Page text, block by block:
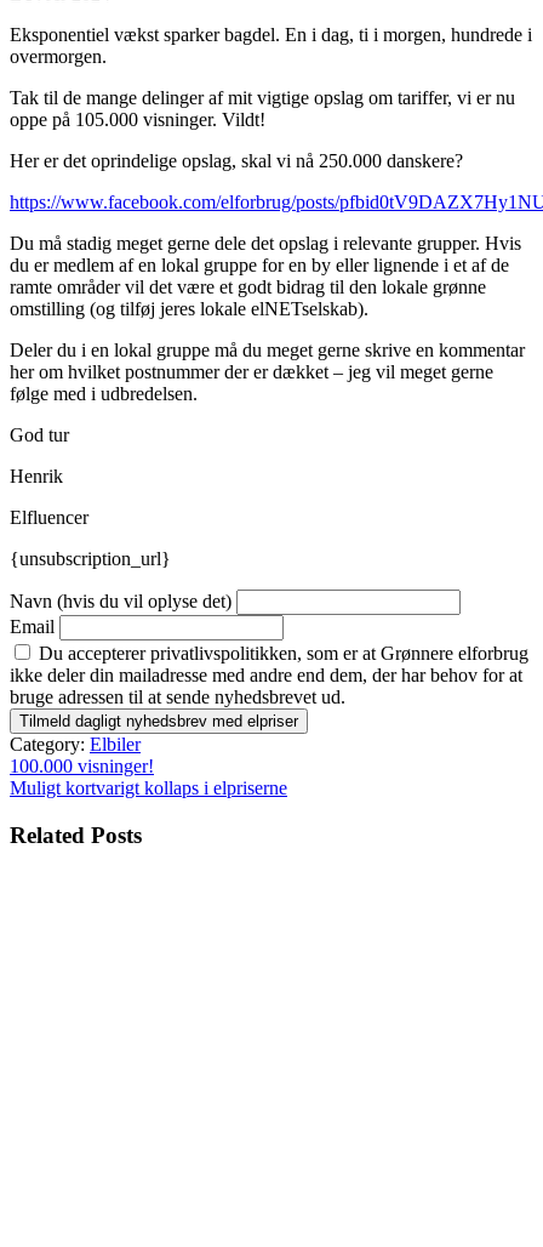
Eksponentiel vækst sparker bagdel. En i dag, ti i morgen, hundrede i
overmorgen.
Tak til de mange delinger af mit vigtige opslag om tariffer, vi er nu
oppe på 105.000 visninger. Vildt!
Her er det oprindelige opslag, skal vi nå 250.000 danskere?
https://www.facebook.com/elforbrug/posts/
Du må stadig meget gerne dele det opslag i relevante grupper. Hvis
du er medlem af en lokal gruppe for en by eller lignende i et af de
ramte områder vil det være et godt bidrag til den lokale grønne
omstilling (og tilføj jeres lokale elNETselskab).
Deler du i en lokal gruppe må du meget gerne skrive en kommentar
her om hvilket postnummer der er dækket – jeg vil meget gerne
følge med i udbredelsen.
God tur
Henrik
Elfluencer
{unsubscription_url}
Navn (hvis du vil oplyse det)
Email
Du accepterer privatlivspolitikken, som er at Grønnere elforbrug
ikke deler din mailadresse med andre end dem, der har behov for at
bruge adressen til at sende nyhedsbrevet ud.
Category: Elbiler
Indlægsnavigation
100.000 visninger!
Muligt kortvarigt kollaps i elpriserne
Related Posts